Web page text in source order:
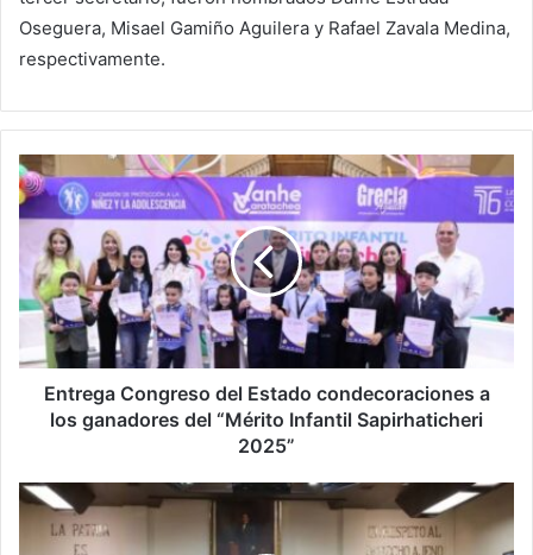
Oseguera, Misael Gamiño Aguilera y Rafael Zavala Medina,
respectivamente.
Entrega
Congreso
del
Estado
condecoraciones
los
ganadores
del
“Mérito
Infantil
Entrega Congreso del Estado condecoraciones a
los ganadores del “Mérito Infantil Sapirhaticheri
2025”
Se
manifestarán
repartidores